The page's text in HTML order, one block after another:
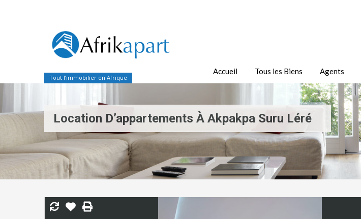
Tout l’immobilier en Afrique
Accueil Tous les Biens Agents
Location D’appartements À Akpakpa Suru Léré